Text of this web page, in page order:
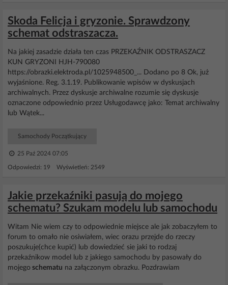
Skoda Felicja i gryzonie. Sprawdzony
schemat odstraszacza.
Na jakiej zasadzie działa ten czas PRZEKAŹNIK ODSTRASZACZ
KUN GRYZONI HJH-790080
https://obrazki.elektroda.pl/1025948500_... Dodano po 8 Ok, już
wyjaśnione. Reg. 3.1.19. Publikowanie wpisów w dyskusjach
archiwalnych. Przez dyskusje archiwalne rozumie się dyskusje
oznaczone odpowiednio przez Usługodawcę jako: Temat archiwalny
lub Wątek...
Samochody Początkujący
25 Paź 2024 07:05
Odpowiedzi: 19 Wyświetleń: 2549
Jakie przekaźniki pasują do mojego
schematu? Szukam modelu lub samochodu
Witam Nie wiem czy to odpowiednie miejsce ale jak zobaczyłem to
forum to omało nie osiwiałem, wiec orazu przejde do rzeczy
poszukuje(chce kupić) lub dowiedzieć sie jaki to rodzaj
przekaźnikow model lub z jakiego samochodu by pasowały do
mojego schematu na załączonym obrazku. Pozdrawiam